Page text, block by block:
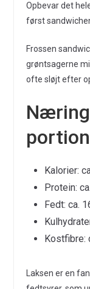
Opbevar det
først
Frossen
grøntsagerne
ofte sløjt efter
portion
Kalorier:
Protein:
Fedt: ca.
Kostfibre:
Laksen er en